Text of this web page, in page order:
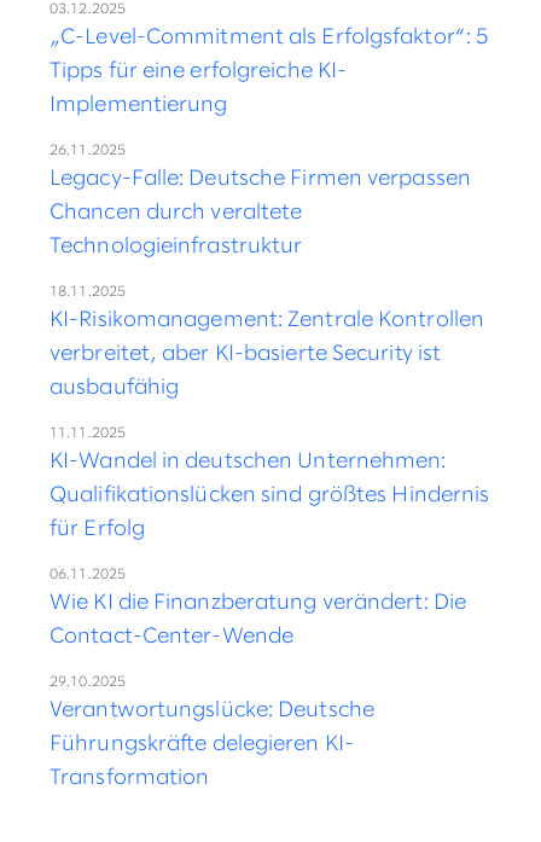
03.12.2025
„C-Level-Commitment als Erfolgsfaktor“: 5
Tipps für eine erfolgreiche KI-
Implementierung
26.11.2025
Legacy-Falle: Deutsche Firmen verpassen
Chancen durch veraltete
Technologieinfrastruktur
18.11.2025
KI-Risikomanagement: Zentrale Kontrollen
verbreitet, aber KI-basierte Security ist
ausbaufähig
11.11.2025
KI-Wandel in deutschen Unternehmen:
Qualifikationslücken sind größtes Hindernis
für Erfolg
06.11.2025
Wie KI die Finanzberatung verändert: Die
Contact-Center-Wende
29.10.2025
Verantwortungslücke: Deutsche
Führungskräfte delegieren KI-
Transformation